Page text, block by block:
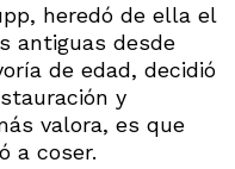
heredó de ella el
antiguas desde
de edad, decidió
y
valora, es que
a coser.